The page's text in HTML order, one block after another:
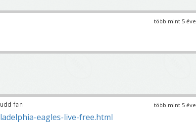
több mint 5 éve
több mint 5 éve
fan
eagles-live-free.html